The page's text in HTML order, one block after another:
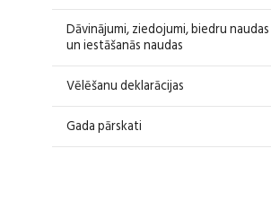
Dāvinājumi, ziedojumi, biedru naudas
un iestāšanās naudas
Vēlēšanu deklarācijas
Gada pārskati